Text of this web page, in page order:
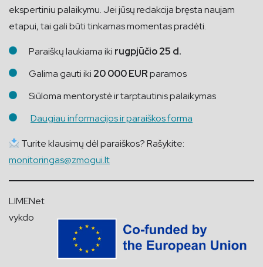
ekspertiniu palaikymu. Jei jūsų redakcija bręsta naujam
etapui, tai gali būti tinkamas momentas pradėti.
Paraiškų laukiama iki rugpjūčio 25 d.
Galima gauti iki 20 000 EURparamos
Siūloma mentorystė ir tarptautinis palaikymas
Daugiau informacijos ir paraiškos forma
Turite klausimų dėl paraiškos? Rašykite:
monitoringas@zmogui.lt
LIMENet
vykdo